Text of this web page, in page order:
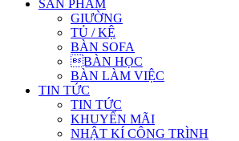
SẢN PHẨM
GIƯỜNG
TỦ / KỆ
BÀN SOFA
BÀN HỌC
BÀN LÀM VIỆC
TIN TỨC
TIN TỨC
KHUYẾN MÃI
NHẬT KÍ CÔNG TRÌNH